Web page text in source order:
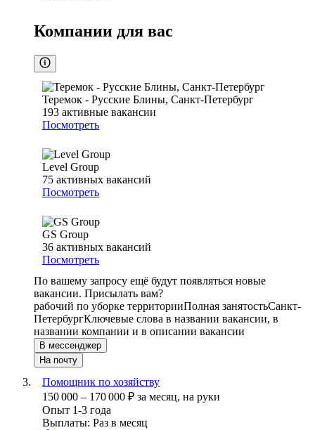
Компании для вас
Теремок - Русские Блины, Санкт-Петербург
193 активные вакансии
Посмотреть
Level Group
75 активных вакансий
Посмотреть
GS Group
36 активных вакансий
Посмотреть
По вашему запросу ещё будут появляться новые
вакансии. Присылать вам?
рабочий по уборке территорииПолная занятостьСанкт-
ПетербургКлючевые слова в названии вакансии, в
названии компании и в описании вакансии
В мессенджер
На почту
Помощник по хозяйству
150 000 – 170 000 ₽ за месяц, на руки
Опыт 1-3 года
Выплаты: Раз в месяц